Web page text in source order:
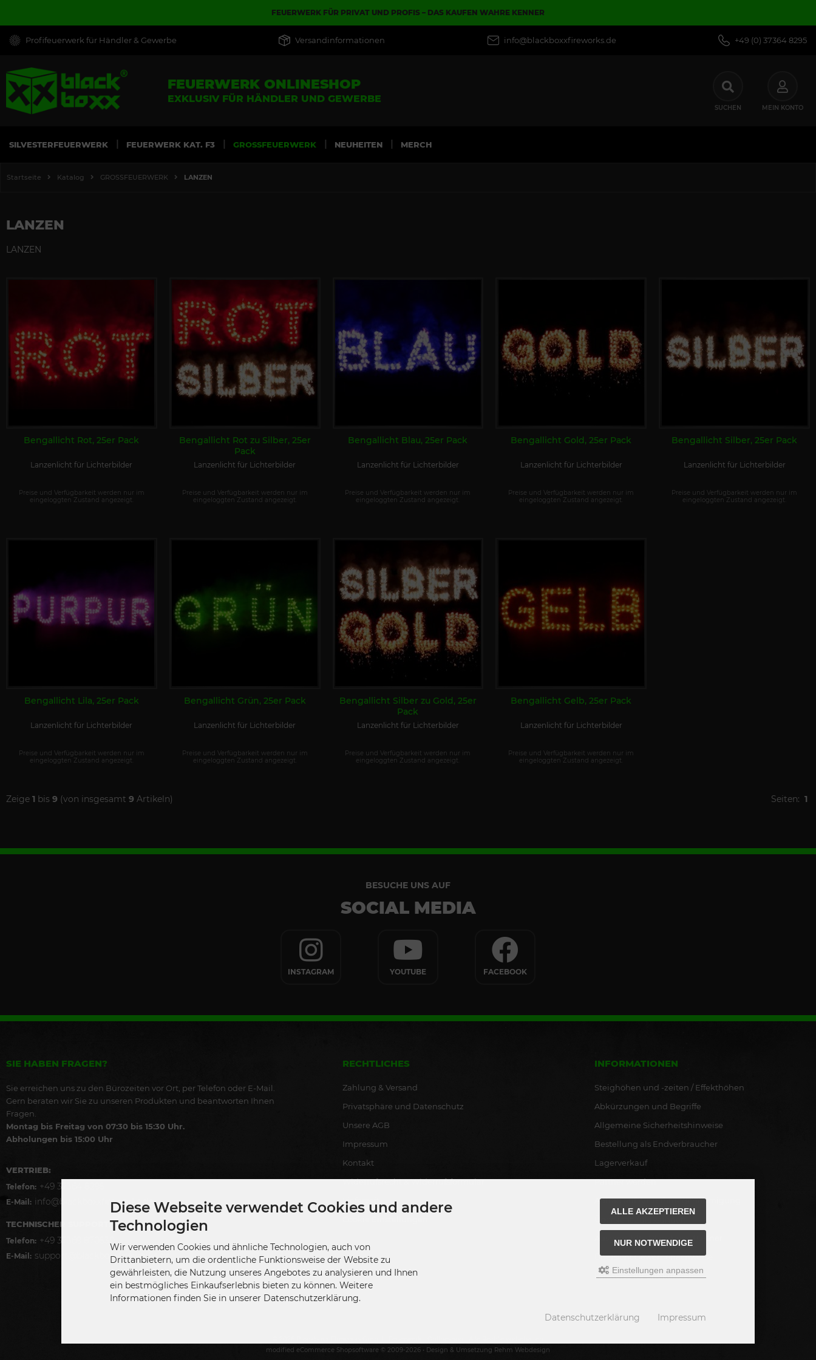
FEUERWERK FÜR PRIVAT UND PROFIS – DAS KAUFEN WAHRE KENNER
Profifeuerwerk für Händler & Gewerbe Versandinformationen info@blackboxxfireworks.de +49 (0) 37364 8295
FEUERWERK ONLINESHOP
EXKLUSIV FÜR HÄNDLER UND GEWERBE
SUCHEN MEIN KONTO
SILVESTERFEUERWERK FEUERWERK KAT. F3 GROSSFEUERWERK NEUHEITEN MERCH
Startseite Katalog GROSSFEUERWERK LANZEN
LANZEN
LANZEN
Bengallicht Rot, 25er Pack
Lanzenlicht für Lichterbilder
Preise und Verfügbarkeit werden nur im
eingeloggten Zustand angezeigt.
Bengallicht Rot zu Silber, 25er
Pack
Lanzenlicht für Lichterbilder
Preise und Verfügbarkeit werden nur im
eingeloggten Zustand angezeigt.
Bengallicht Blau, 25er Pack
Lanzenlicht für Lichterbilder
Preise und Verfügbarkeit werden nur im
eingeloggten Zustand angezeigt.
Bengallicht Gold, 25er Pack
Lanzenlicht für Lichterbilder
Preise und Verfügbarkeit werden nur im
eingeloggten Zustand angezeigt.
Bengallicht Silber, 25er Pack
Lanzenlicht für Lichterbilder
Preise und Verfügbarkeit werden nur im
eingeloggten Zustand angezeigt.
Bengallicht Lila, 25er Pack
Lanzenlicht für Lichterbilder
Preise und Verfügbarkeit werden nur im
eingeloggten Zustand angezeigt.
Bengallicht Grün, 25er Pack
Lanzenlicht für Lichterbilder
Preise und Verfügbarkeit werden nur im
eingeloggten Zustand angezeigt.
Bengallicht Silber zu Gold, 25er
Pack
Lanzenlicht für Lichterbilder
Preise und Verfügbarkeit werden nur im
eingeloggten Zustand angezeigt.
Bengallicht Gelb, 25er Pack
Lanzenlicht für Lichterbilder
Preise und Verfügbarkeit werden nur im
eingeloggten Zustand angezeigt.
Zeige 1 bis 9 (von insgesamt 9 Artikeln) Seiten: 1
BESUCHE UNS AUF
SOCIAL MEDIA
INSTAGRAM YOUTUBE FACEBOOK
SIE HABEN FRAGEN?
Sie erreichen uns zu den Bürozeiten vor Ort, per Telefon oder E-Mail.
Gern beraten wir Sie zu unseren Produkten und beantworten Ihnen
Fragen.
Montag bis Freitag von 07:30 bis 15:30 Uhr.
Abholungen bis 15:00 Uhr
VERTRIEB:
Telefon: +49 37364 8295
E-Mail: info@blackboxxfireworks.de
TECHNISCHER SUPPORT:
Telefon: +49 37369 870530
E-Mail: support@blackboxxfireworks.de
RECHTLICHES
Zahlung & Versand
Privatsphäre und Datenschutz
Unsere AGB
Impressum
Kontakt
Widerrufsrecht & Widerrufsformular
Lieferzeit
INFORMATIONEN
Steighöhen und -zeiten / Effekthöhen
Abkürzungen und Begriffe
Allgemeine Sicherheitshinweise
Bestellung als Endverbraucher
Lagerverkauf
Partner werden
Antrag auf Ausnahmegenehmigung
Ausgewählte Blackboxx-Partner
Übersicht Gewerbenachweise
Hinweise für Endkunden
modified eCommerce Shopsoftware © 2009-2026 • Design & Umsetzung Rehm Webdesign
Diese Webseite verwendet Cookies und andere
Technologien
Wir verwenden Cookies und ähnliche Technologien, auch von
Drittanbietern, um die ordentliche Funktionsweise der Website zu
gewährleisten, die Nutzung unseres Angebotes zu analysieren und Ihnen
ein bestmögliches Einkaufserlebnis bieten zu können. Weitere
Informationen finden Sie in unserer Datenschutzerklärung.
ALLE AKZEPTIEREN
NUR NOTWENDIGE
Einstellungen anpassen
Datenschutzerklärung Impressum